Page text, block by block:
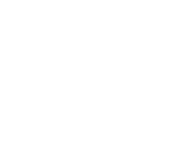
En este sentido, ha
número de pasajeros será
contabilizaron 679.648
siendo la primavera y el
enero y febrero se
La APBC ha destacado que
vuelven a anunciarse